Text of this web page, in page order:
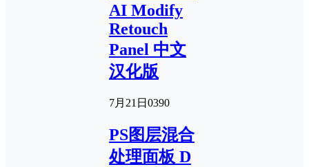
AI Modify
Retouch
Panel 中文
汉化版
7月21日 0390
PS图层混合
处理面板 D